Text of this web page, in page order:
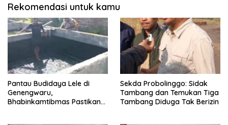
Rekomendasi untuk kamu
Pantau Budidaya Lele di
Genengwaru,
Bhabinkamtibmas Pastikan
Sekda Probolinggo: Sidak
Tambang dan Temukan Tiga
Tambang Diduga Tak Berizin